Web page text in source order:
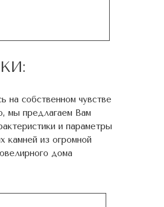
на собственном чувстве
мы предлагаем Вам
и параметры
камней из огромной
дома